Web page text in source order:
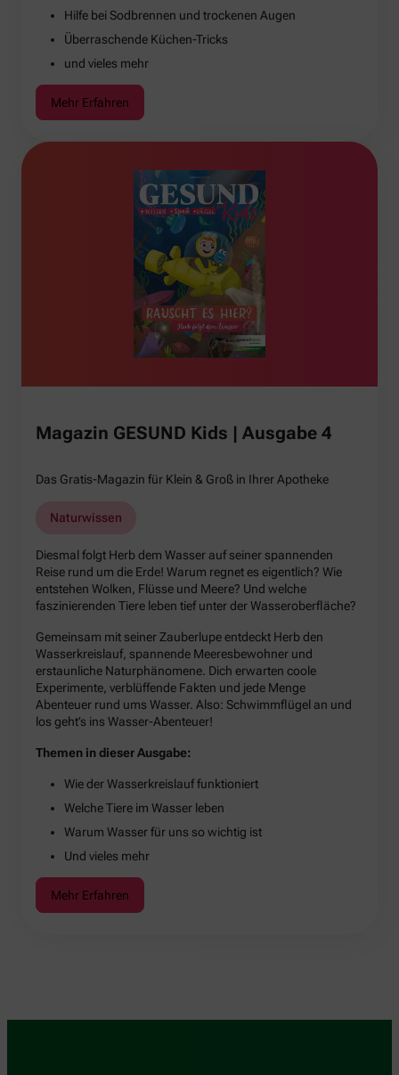
Hilfe bei Sodbrennen und trockenen Augen
Überraschende Küchen-Tricks
und vieles mehr
Mehr Erfahren
Magazin GESUND Kids | Ausgabe 4
Das Gratis-Magazin für Klein & Groß in Ihrer Apotheke
Naturwissen
Diesmal folgt Herb dem Wasser auf seiner spannenden
Reise rund um die Erde! Warum regnet es eigentlich? Wie
entstehen Wolken, Flüsse und Meere? Und welche
faszinierenden Tiere leben tief unter der Wasseroberfläche?
Gemeinsam mit seiner Zauberlupe entdeckt Herb den
Wasserkreislauf, spannende Meeresbewohner und
erstaunliche Naturphänomene. Dich erwarten coole
Experimente, verblüffende Fakten und jede Menge
Abenteuer rund ums Wasser. Also: Schwimmflügel an und
los geht’s ins Wasser-Abenteuer!
Themen in dieser Ausgabe:
Wie der Wasserkreislauf funktioniert
Welche Tiere im Wasser leben
Warum Wasser für uns so wichtig ist
Und vieles mehr
Mehr Erfahren